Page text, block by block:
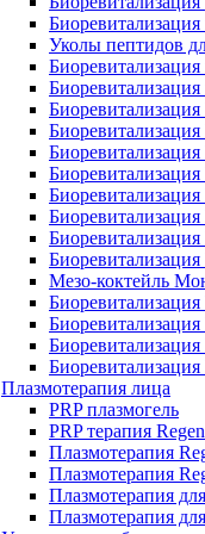
Уколы пептидов
Биоревитализация
Биоревитализация
Биоревитализация
Биоревитализация
Биоревитализация
Мезо-коктейль
Биоревитализация
Биоревитализация
Плазмотерапия лица
PRP плазмогель
PRP терапия
Плазмотерапия
Плазмотерапия
Плазмотерапия
Плазмотерапия